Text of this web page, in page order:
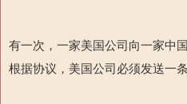
有一次，一家美国公司向一家中
根据协议，美国公司必须发送一